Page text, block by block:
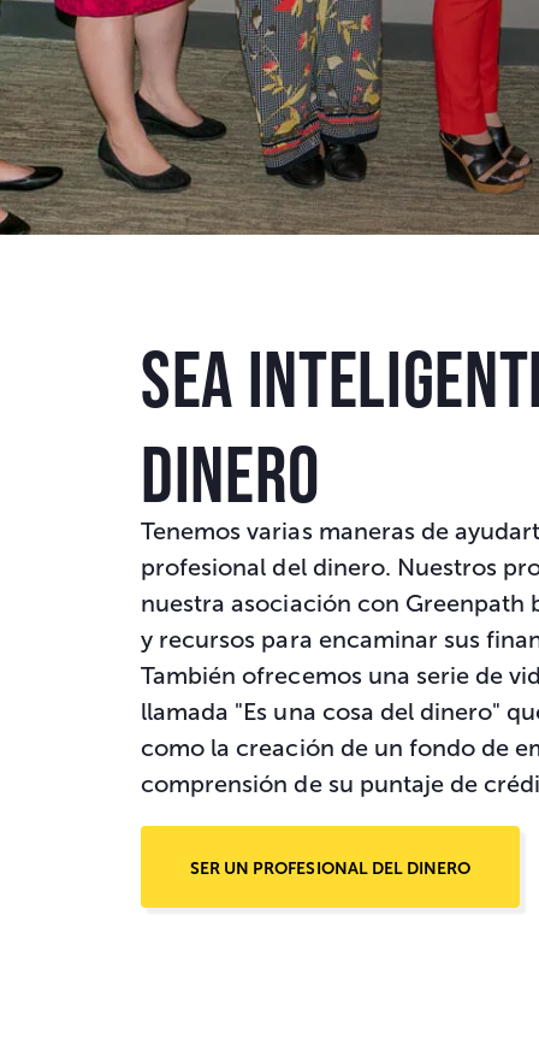
Sea
dinero
Tenemos varias maneras de
profesional del dinero. Nuestros
nuestra asociación con Greenpath
y recursos para encaminar sus
También ofrecemos una serie de
llamada "Es una cosa del dinero"
como la creación de un fondo de
comprensión de su puntaje de
SER UN PROFESIONAL DEL DINERO